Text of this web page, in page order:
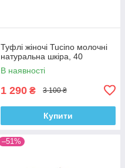
Туфлі жіночі Tucino молочні
натуральна шкіра, 40
В наявності
1 290 ₴ 3 100 ₴
Купити
–51%